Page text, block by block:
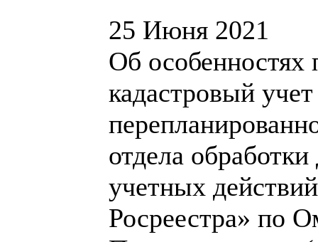
25 Июня 2021
Об особенностях
кадастровый
отдела
учетных
Росреестра» по